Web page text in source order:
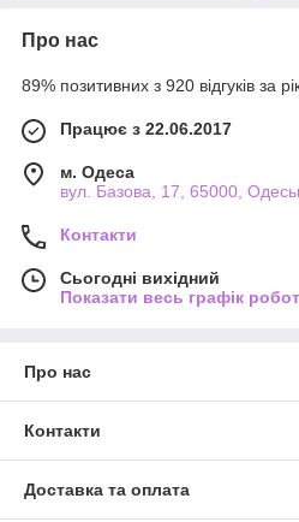
Про нас
89% позитивних з 920 відгуків за
Працює з 22.06.2017
м. Одеса
вул. Базова, 17, 65000,
Контакти
Сьогодні вихідний
Показати весь графік
Про нас
Контакти
Доставка та оплата